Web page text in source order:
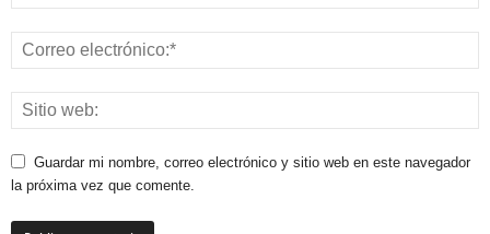
Guardar mi nombre, correo electrónico y sitio web en este navegador
la próxima vez que comente.